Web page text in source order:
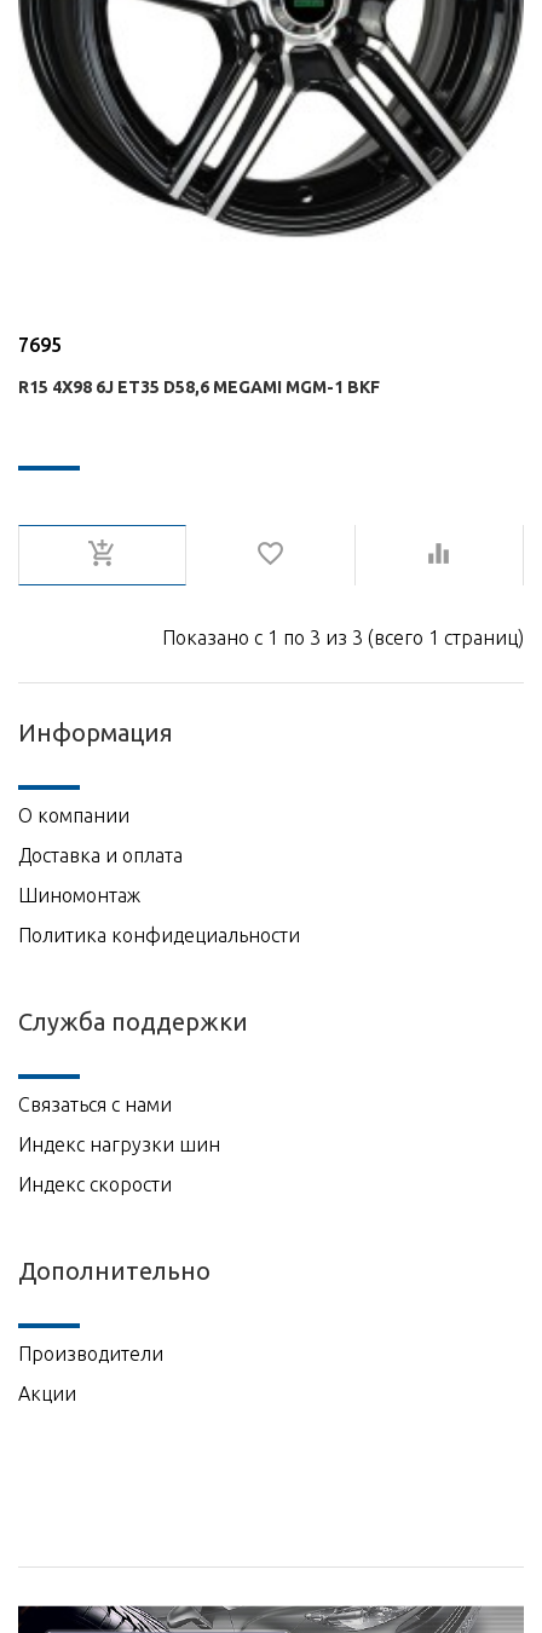
7695
R15 4X98 6J ET35 D58,6 MEGAMI MGM-1 BKF
Показано с 1 по 3 из 3 (всего 1 страниц)
Информация
О компании
Доставка и оплата
Шиномонтаж
Политика конфидециальности
Служба поддержки
Связаться с нами
Индекс нагрузки шин
Индекс скорости
Дополнительно
Производители
Акции